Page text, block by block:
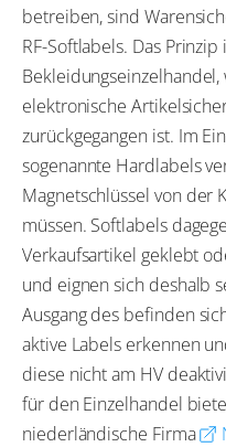
betreiben, sind
RF-Softlabels. Das
elektronische
zurückgegangen ist. Im
sogenannte Hardlabels
Magnetschlüssel von der
müssen. Softlabels
Verkaufsartikel geklebt
und eignen sich deshalb
Ausgang des befinden
aktive Labels erkennen
diese nicht am HV
für den Einzelhandel
niederländische Firma